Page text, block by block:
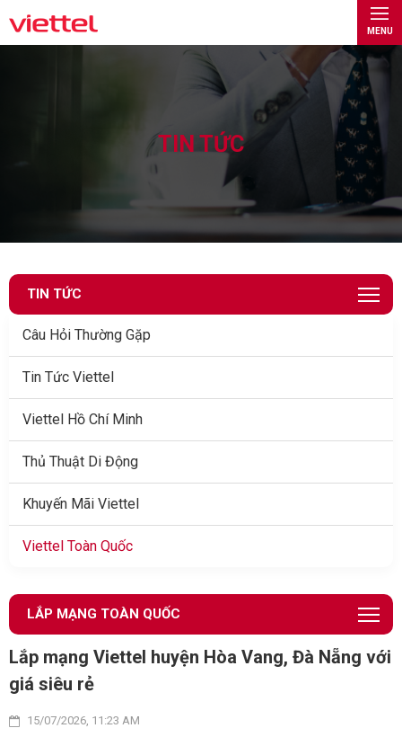
MENU
TIN TỨC
TIN TỨC
Câu Hỏi Thường Gặp
Tin Tức Viettel
Viettel Hồ Chí Minh
Thủ Thuật Di Động
Khuyến Mãi Viettel
Viettel Toàn Quốc
LẮP MẠNG TOÀN QUỐC
Lắp mạng Viettel huyện Hòa Vang, Đà Nẵng với
giá siêu rẻ
15/07/2026, 11:23 AM